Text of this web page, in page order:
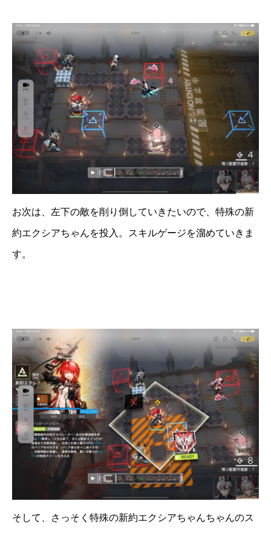
お次は、左下の敵を削り倒していきたいので、特殊の新
約エクシアちゃんを投入。スキルゲージを溜めていきま
す。
そして、さっそく特殊の新約エクシアちゃんちゃんのス